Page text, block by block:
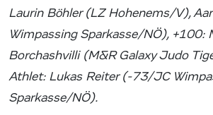
Laurin Böhler (LZ Hohenems/V),
Wimpassing Sparkasse/NÖ), +100:
Borchashvilli (M&R Galaxy Judo
Athlet: Lukas Reiter (-73/JC
Sparkasse/NÖ).